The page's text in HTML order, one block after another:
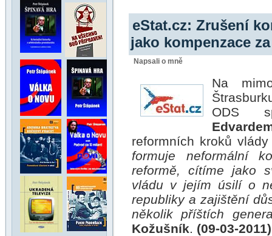
eStat.cz: Zrušení
jako kompenzace
Napsali o mně
Na
ODS
reformních kroků
formuje neformální
reformě, cítíme jako
vládu v jejím úsilí o
republiky a zajištění
několik příštích
Kožušník. (09-03-2011)